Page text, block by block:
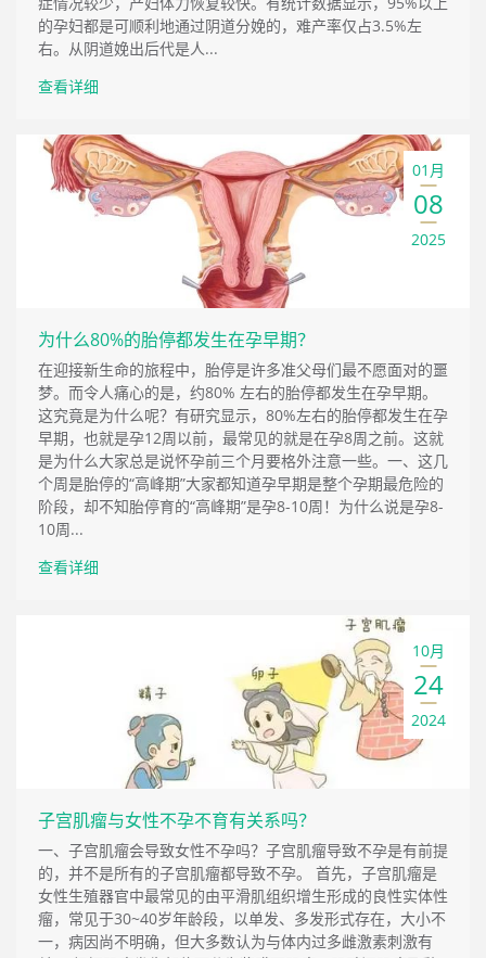
的孕妇都是可顺利地通过阴道分娩的，难产率仅占3.5%左
右。从阴道娩出后代是人...
查看详细
01月
08
2025
为什么80%的胎停都发生在孕早期？
在迎接新生命的旅程中，胎停是许多准父母们最不愿面对的噩
梦。而令人痛心的是，约80% 左右的胎停都发生在孕早期。
这究竟是为什么呢？有研究显示，80%左右的胎停都发生在孕
早期，也就是孕12周以前，最常见的就是在孕8周之前。这就
是为什么大家总是说怀孕前三个月要格外注意一些。一、这几
个周是胎停的“高峰期”大家都知道孕早期是整个孕期最危险的
阶段，却不知胎停育的“高峰期”是孕8-10周！为什么说是孕8-
10周...
查看详细
10月
24
2024
子宫肌瘤与女性不孕不育有关系吗？
一、子宫肌瘤会导致女性不孕吗？子宫肌瘤导致不孕是有前提
的，并不是所有的子宫肌瘤都导致不孕。 首先，子宫肌瘤是
女性生殖器官中最常见的由平滑肌组织增生形成的良性实体性
瘤，常见于30~40岁年龄段，以单发、多发形式存在，大小不
一，病因尚不明确，但大多数认为与体内过多雌激素刺激有